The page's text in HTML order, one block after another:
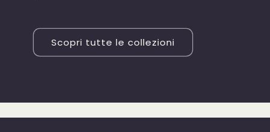
Scopri tutte le collezioni